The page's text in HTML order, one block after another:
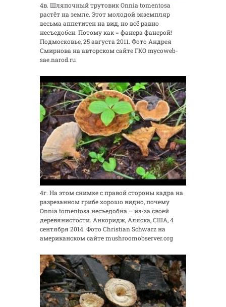
4в. Шляпочный трутовик Onnia tomentosa
растёт на земле. Этот молодой экземпляр
весьма аппетитен на вид, но всё равно
несъедобен. Потому как = фанера фанерой!
Подмосковье, 25 августа 2011. Фото Андрея
Смирнова на авторском сайте ГКО mycoweb-
sae.narod.ru
4г. На этом снимке с правой стороны кадра на
разрезанном грибе хорошо видно, почему
Onnia tomentosa несъедобна – из-за своей
деревянистости. Анкоридж, Аляска, США, 4
сентября 2014. Фото Christian Schwarz на
американском сайте mushroomobserver.org